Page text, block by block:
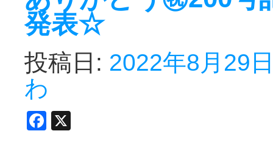
発表☆
投稿日: 2022年8月29
わ
Facebook